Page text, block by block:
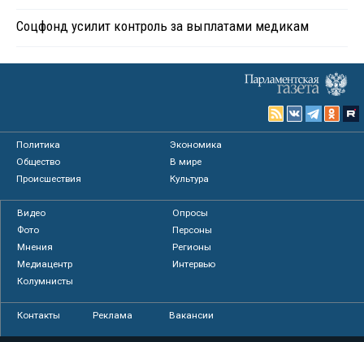
Соцфонд усилит контроль за выплатами медикам
Политика
Экономика
Общество
В мире
Происшествия
Культура
Видео
Опросы
Фото
Персоны
Мнения
Регионы
Медиацентр
Интервью
Колумнисты
Контакты Реклама Вакансии